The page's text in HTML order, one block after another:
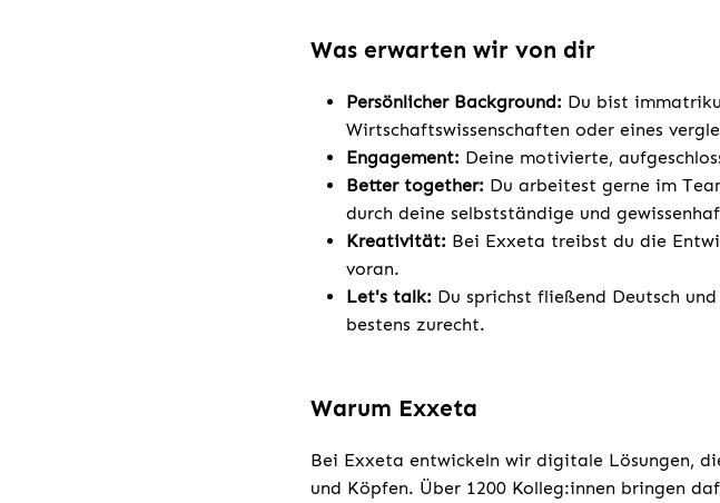
Was erwarten wir von dir
Persönlicher Background: Du bist
Wirtschaftswissenschaften oder eines
Engagement: Deine motivierte,
Better together: Du arbeitest gerne im
durch deine selbstständige und
Kreativität: Bei Exxeta treibst du die
voran.
Let's talk: Du sprichst fließend Deutsch
bestens zurecht.
Warum Exxeta
Bei Exxeta entwickeln wir digitale Lösungen,
und Köpfen. Über 1200 Kolleg:innen bringen